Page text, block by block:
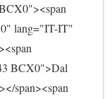
lang="IT-IT"
BCX0">Dal
span><span